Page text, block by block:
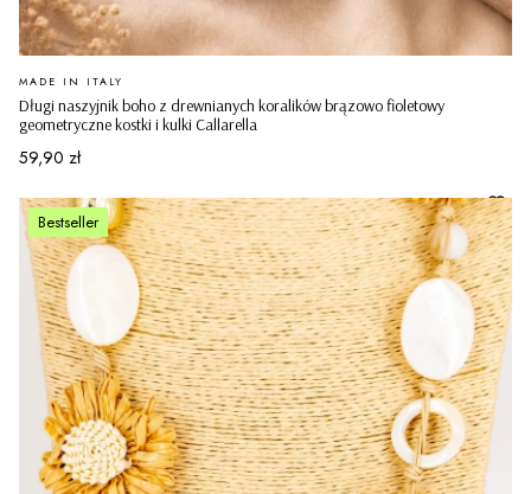
Długi naszyjnik boho z drewnianych koralików brązowo fioletowy
geometryczne kostki i kulki Callarella
PRODUCENT
MADE IN ITALY
Cena
59,90 zł
Bestseller